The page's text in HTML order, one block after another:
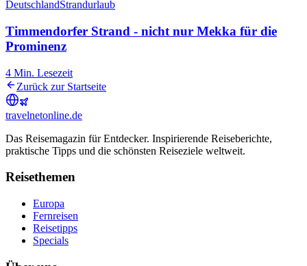
DeutschlandStrandurlaub
Timmendorfer Strand - nicht nur Mekka für die
Prominenz
4 Min. Lesezeit
Zurück zur Startseite
travelnetonline.de
Das Reisemagazin für Entdecker. Inspirierende Reiseberichte,
praktische Tipps und die schönsten Reiseziele weltweit.
Reisethemen
Europa
Fernreisen
Reisetipps
Specials